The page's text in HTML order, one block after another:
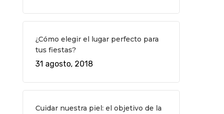
¿Cómo elegir el lugar perfecto para
tus fiestas?
31 agosto, 2018
Cuidar nuestra piel: el objetivo de la